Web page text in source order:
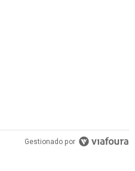
Gestionado por